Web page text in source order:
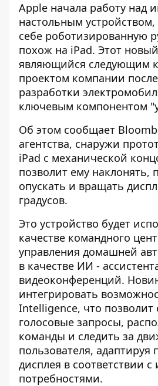
Apple начала работу над
настольным устройством
себе роботизированную
похож на iPad. Этот
являющийся следующим
проектом компании
разработки
ключевым компонентом
Об этом сообщает
агентства, снаружи
iPad с механической
позволит ему наклонять,
опускать и вращать
градусов.
Это устройство будет
качестве командного
управления домашней
в качестве ИИ -
видеоконференций.
интегрировать
Intelligence, что позволит
голосовые запросы,
команды и следить за
пользователя, адаптируя
дисплея в соответствии с
потребностями.